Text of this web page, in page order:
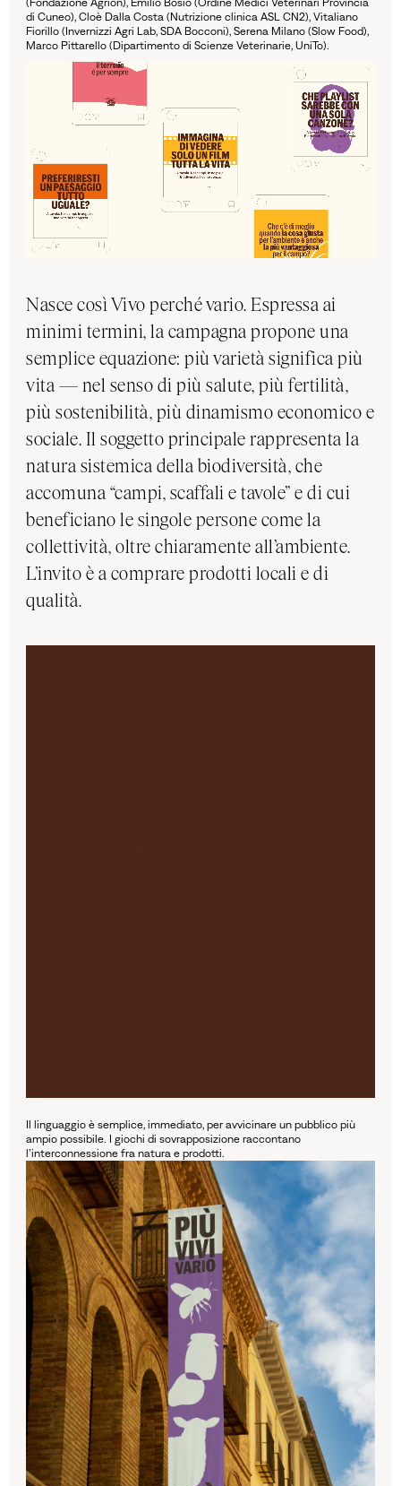
(Fondazione Agrion), Emilio Bosio (Ordine Medici Veterinari Provincia
di Cuneo), Cloè Dalla Costa (Nutrizione clinica ASL CN2), Vitaliano
Fiorillo (Invernizzi Agri Lab, SDA Bocconi), Serena Milano (Slow Food),
Marco Pittarello (Dipartimento di Scienze Veterinarie, UniTo).
Nasce così Vivo perché vario. Espressa ai
minimi termini, la campagna propone una
semplice equazione: più varietà significa più
vita — nel senso di più salute, più fertilità,
più sostenibilità, più dinamismo economico e
sociale. Il soggetto principale rappresenta la
natura sistemica della biodiversità, che
accomuna “campi, scaffali e tavole” e di cui
beneficiano le singole persone come la
collettività, oltre chiaramente all’ambiente.
L’invito è a comprare prodotti locali e di
qualità.
Il linguaggio è semplice, immediato, per avvicinare un pubblico più
ampio possibile. I giochi di sovrapposizione raccontano
l’interconnessione fra natura e prodotti.